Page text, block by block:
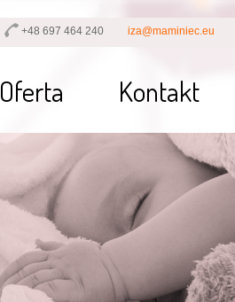
+48 697 464 240 iza@maminiec.eu
Oferta Kontakt